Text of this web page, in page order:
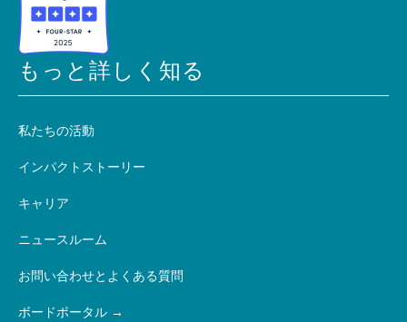
もっと詳しく知る
私たちの活動
インパクトストーリー
キャリア
ニュースルーム
お問い合わせとよくある質問
ボードポータル